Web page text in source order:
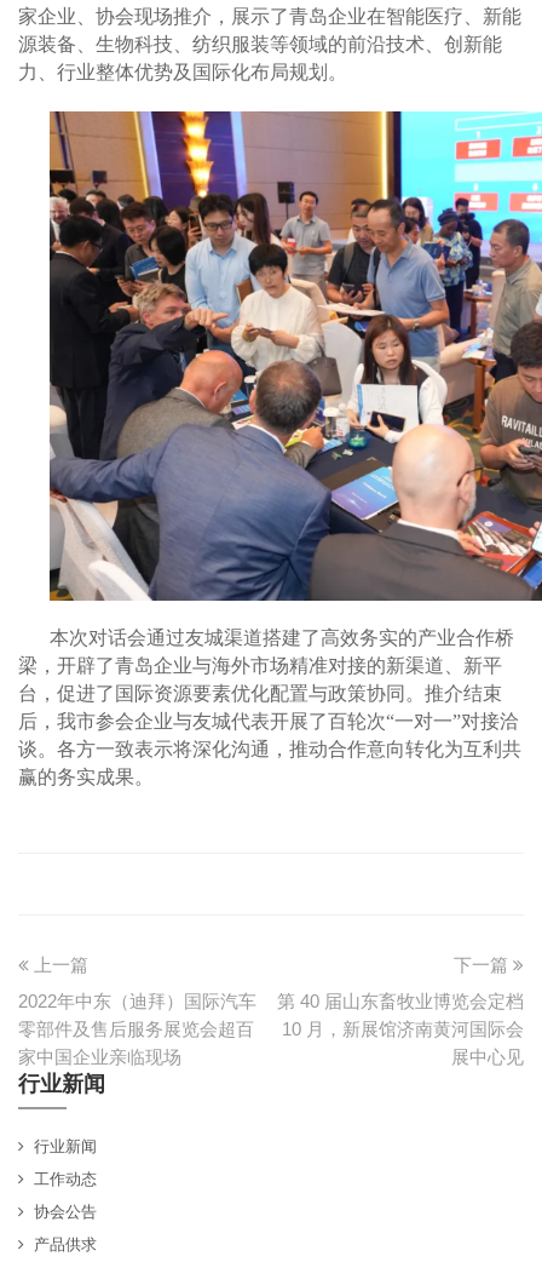
家企业、协会现场推介，展示了青岛企业在智能医疗、新能
源装备、生物科技、纺织服装等领域的前沿技术、创新能
力、行业整体优势及国际化布局规划。
本次对话会通过友城渠道搭建了高效务实的产业合作桥
梁，开辟了青岛企业与海外市场精准对接的新渠道、新平
台，促进了国际资源要素优化配置与政策协同。推介结束
后，我市参会企业与友城代表开展了百轮次“一对一”对接洽
谈。各方一致表示将深化沟通，推动合作意向转化为互利共
赢的务实成果。
上一篇
2022年中东（迪拜）国际汽车
零部件及售后服务展览会超百
家中国企业亲临现场
下一篇
第 40 届山东畜牧业博览会定档
10 月，新展馆济南黄河国际会
展中心见
行业新闻
行业新闻
工作动态
协会公告
产品供求